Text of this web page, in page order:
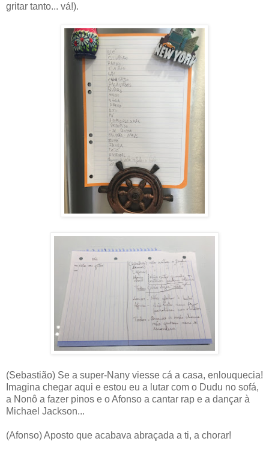
gritar tanto... vá!).
(Sebastião) Se a super-Nany viesse cá a casa, enlouquecia!
Imagina chegar aqui e estou eu a lutar com o Dudu no sofá,
a Nonô a fazer pinos e o Afonso a cantar rap e a dançar à
Michael Jackson...
(Afonso) Aposto que acabava abraçada a ti, a chorar!